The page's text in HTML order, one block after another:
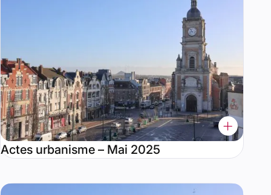
Actes urbanisme – Mai 2025